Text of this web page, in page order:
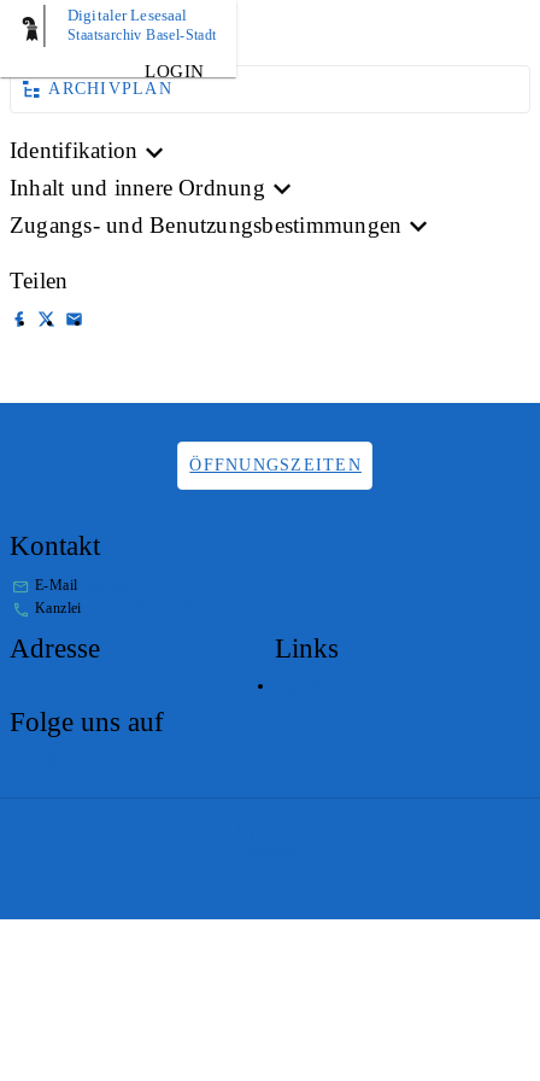
Digitaler Lesesaal
Staatsarchiv Basel-Stadt
LOGIN
AKTE
ARCHIVPLAN
Identifikation
Inhalt und innere Ordnung
Zugangs- und Benutzungsbestimmungen
Teilen
ÖFFNUNGSZEITEN
Kontakt
E-Mail
Kanzlei
Adresse Links
Folge uns auf